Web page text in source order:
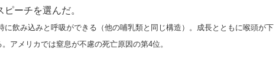
ーチを選んだ。
飲み込みと呼吸ができる（他の哺乳類と同じ構造）。成長とともに喉頭が下
アメリカでは窒息が不慮の死亡原因の第4位。